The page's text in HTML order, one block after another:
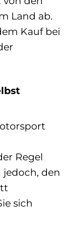
Land ab.
Kauf bei
Regel
den
sich